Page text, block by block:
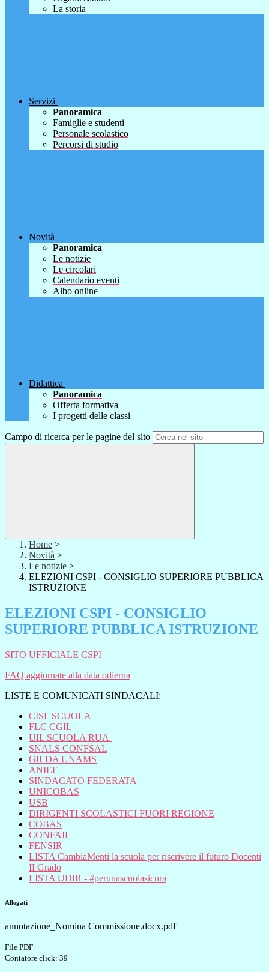
La storia
Servizi
Panoramica
Famiglie e studenti
Personale scolastico
Percorsi di studio
Novità
Panoramica
Le notizie
Le circolari
Calendario eventi
Albo online
Didattica
Panoramica
Offerta formativa
I progetti delle classi
Campo di ricerca per le pagine del sito
Home >
Novità >
Le notizie >
ELEZIONI CSPI - CONSIGLIO SUPERIORE PUBBLICA
ISTRUZIONE
ELEZIONI CSPI - CONSIGLIO
SUPERIORE PUBBLICA ISTRUZIONE
SITO UFFICIALE CSPI
FAQ aggiornate alla data odierna
LISTE E COMUNICATI SINDACALI:
CISL SCUOLA
FLC CGIL
UIL SCUOLA RUA
SNALS CONFSAL
GILDA UNAMS
ANIEF
SINDACATO FEDERATA
UNICOBAS
USB
DIRIGENTI SCOLASTICI FUORI REGIONE
COBAS
CONFAIL
FENSIR
LISTA CambiaMenti la scuola per riscrivere il futuro Docenti
II Grado
LISTA UDIR - #perunascuolasicura
Allegati
annotazione_Nomina Commissione.docx.pdf
File PDF
Contatore click: 39